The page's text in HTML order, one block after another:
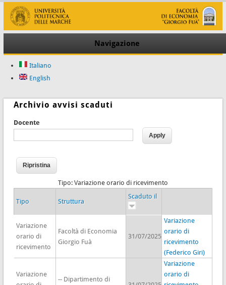
Navigazione
Italiano
English
Archivio avvisi scaduti
Docente
Tipo: Variazione orario di ricevimento
Tipo Struttura
Scaduto il
Variazione
orario di
ricevimento
Facoltà di Economia
Giorgio Fuà
31/07/2025
Variazione
orario di
ricevimento
(Federico Giri)
Variazione
-- Dipartimento di
Variazione
orario di